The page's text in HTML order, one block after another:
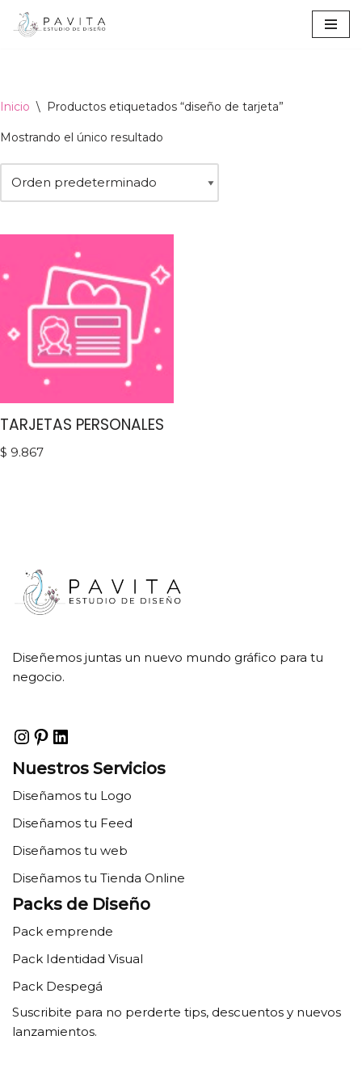
Inicio \ Productos etiquetados “diseño de tarjeta”
Mostrando el único resultado
TARJETAS PERSONALES
$ 9.867
Diseñemos juntas un nuevo mundo gráfico para tu
negocio.
Nuestros Servicios
Diseñamos tu Logo
Diseñamos tu Feed
Diseñamos tu web
Diseñamos tu Tienda Online
Packs de Diseño
Pack emprende
Pack Identidad Visual
Pack Despegá
Suscribite para no perderte tips, descuentos y nuevos
lanzamientos.